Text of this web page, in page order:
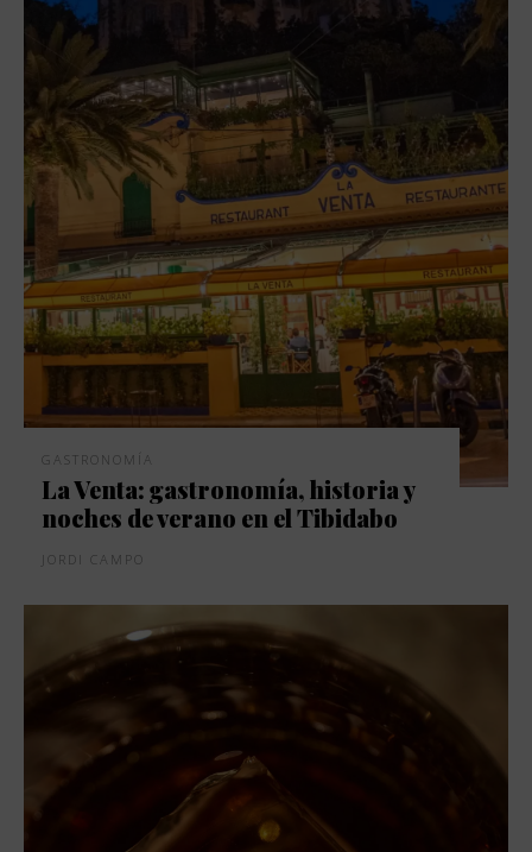
GASTRONOMÍA
La Venta: gastronomía, historia y
noches de verano en el Tibidabo
JORDI CAMPO